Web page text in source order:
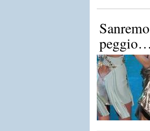
peggio…